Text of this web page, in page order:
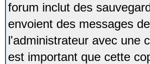
forum inclut des
envoient des messages
l'administrateur avec une
est important que cette